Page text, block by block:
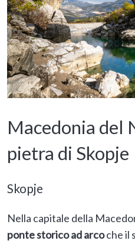
Macedonia del
pietra di Skopje
Skopje
Nella capitale della
ponte storico ad arcoche il